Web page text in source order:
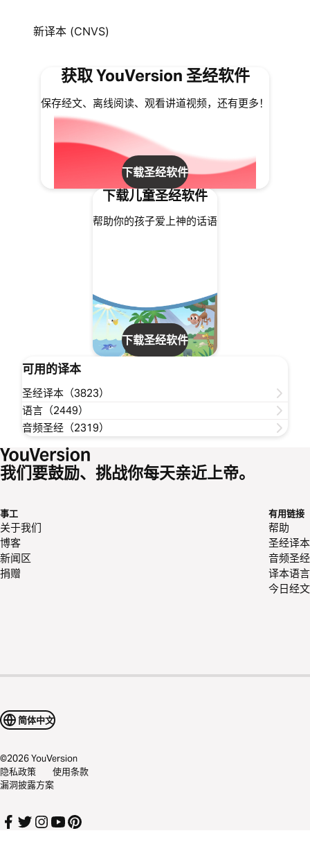
新译本 (CNVS)
获取 YouVersion 圣经软件
保存经文、离线阅读、观看讲道视频，还有更多！
下载圣经软件
下载儿童圣经软件
帮助你的孩子爱上神的话语
下载圣经软件
可用的译本
圣经译本（3823）
语言（2449）
音频圣经（2319）
我们要鼓励、挑战你每天亲近上帝。
事工
关于我们
博客
新闻区
捐赠
有用链接
帮助
圣经译本
音频圣经
译本语言
今日经文
简体中文
©2026YouVersion
隐私政策
使用条款
漏洞披露方案